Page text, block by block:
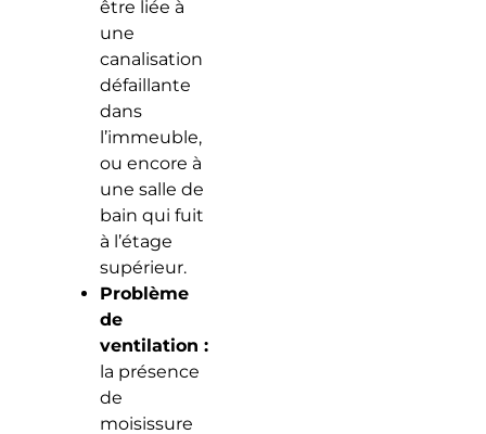
être liée à
une
canalisation
défaillante
dans
l’immeuble,
ou encore à
une salle de
bain qui fuit
à l’étage
supérieur.
Problème
de
ventilation :
la présence
de
moisissure